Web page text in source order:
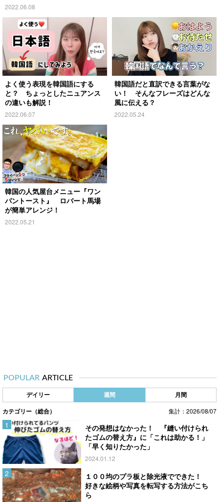
2022.06.08
よく使う表現を韓国語にする
と？ ちょっとしたニュアンス
の違いも解説！
2022.06.07
韓国語だと直訳できる言葉がな
い！ そんなフレーズはどんな
風に伝える？
2022.05.24
韓国の人気屋台メニュー『ワン
パントースト』 ロバート馬場
が簡単アレンジ！
2022.05.21
POPULAR ARTICLE
デイリー 週間 月間
カテゴリー（総合） 集計：2026/08/07
その発想はなかった！ 『縫い付けられ
たゴムの替え方』に「これは助かる！」
「早く知りたかった」
2024.01.12
１００均のプラ板と除光液でできた！
好きな絵柄や写真を転写する方法がこち
ら